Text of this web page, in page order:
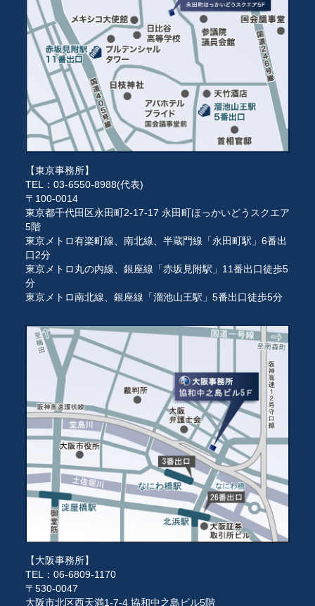
【東京事務所】
TEL：03-6550-8988(代表)
〒100-0014
東京都千代田区永田町2-17-17 永田町ほっかいどうスクエア
5階
東京メトロ有楽町線、南北線、半蔵門線「永田町駅」6番出
口2分
東京メトロ丸の内線、銀座線「赤坂見附駅」11番出口徒歩5
分
東京メトロ南北線、銀座線「溜池山王駅」5番出口徒歩5分
【大阪事務所】
TEL：06-6809-1170
〒530-0047
大阪市北区西天満1-7-4 協和中之島ビル5階